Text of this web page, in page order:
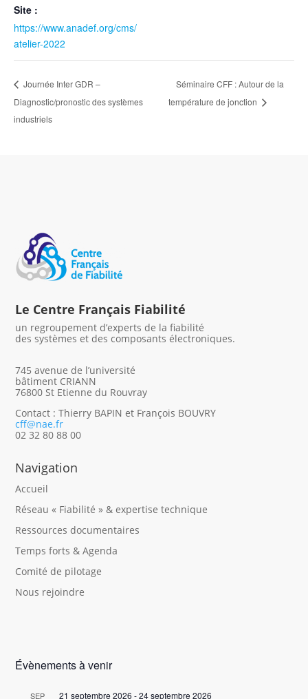
Site :
https://www.anadef.org/cms/
atelier-2022
Journée Inter GDR –
Diagnostic/pronostic des systèmes
industriels
Séminaire CFF : Autour de la
température de jonction
Le Centre Français Fiabilité
un regroupement d’experts de la fiabilité
des systèmes et des composants électroniques.
745 avenue de l’université
bâtiment CRIANN
76800 St Etienne du Rouvray
Contact : Thierry BAPIN et François BOUVRY
cff@nae.fr
02 32 80 88 00
Navigation
Accueil
Réseau « Fiabilité » & expertise technique
Ressources documentaires
Temps forts & Agenda
Comité de pilotage
Nous rejoindre
Évènements à venir
SEP 21 septembre 2026 -24 septembre 2026